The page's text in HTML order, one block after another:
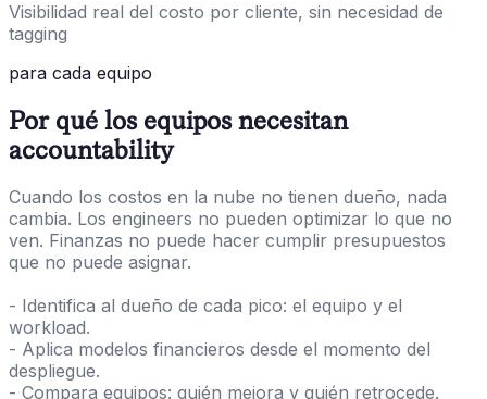
Visibilidad real del costo por cliente, sin necesidad de
tagging
para cada equipo
Por qué los equipos necesitan
accountability
Cuando los costos en la nube no tienen dueño, nada
cambia. Los engineers no pueden optimizar lo que no
ven. Finanzas no puede hacer cumplir presupuestos
que no puede asignar.
- Identifica al dueño de cada pico: el equipo y el
workload.
- Aplica modelos financieros desde el momento del
despliegue.
- Compara equipos: quién mejora y quién retrocede.